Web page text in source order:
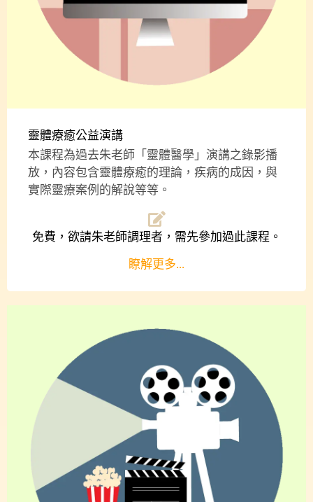
靈體療癒公益演講
本課程為過去朱老師「靈體醫學」演講之錄影播
放，內容包含靈體療癒的理論，疾病的成因，與
實際靈療案例的解說等等。
免費，欲請朱老師調理者，需先參加過此課程。
瞭解更多...